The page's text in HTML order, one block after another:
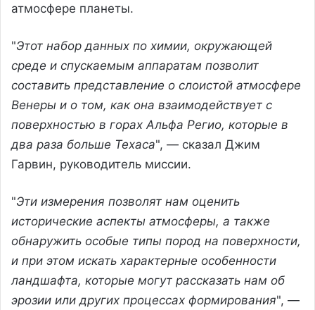
атмосфере планеты.
"Этот набор данных по химии, окружающей
среде и спускаемым аппаратам позволит
составить представление о слоистой атмосфере
Венеры и о том, как она взаимодействует с
поверхностью в горах Альфа Регио, которые в
два раза больше Техаса", — сказал Джим
Гарвин, руководитель миссии.
"Эти измерения позволят нам оценить
исторические аспекты атмосферы, а также
обнаружить особые типы пород на поверхности,
и при этом искать характерные особенности
ландшафта, которые могут рассказать нам об
эрозии или других процессах формирования", —